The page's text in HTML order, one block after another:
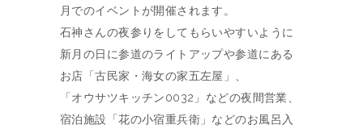
月でのイベントが開催されます。
石神さんの夜参りをしてもらいやすいように
新月の日に参道のライトアップや参道にある
お店「古民家・海女の家五左屋」、
「オウサツキッチン0032」などの夜間営業、
宿泊施設「花の小宿重兵衛」などのお風呂入